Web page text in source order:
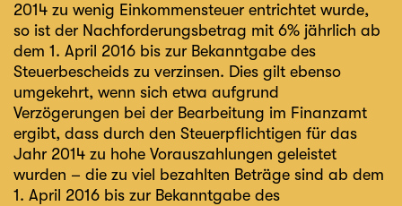
2014 zu wenig Einkommensteuer entrichtet wurde,
so ist der Nachforderungsbetrag mit 6% jährlich ab
dem 1. April 2016 bis zur Bekanntgabe des
Steuerbescheids zu verzinsen. Dies gilt ebenso
umgekehrt, wenn sich etwa aufgrund
Verzögerungen bei der Bearbeitung im Finanzamt
ergibt, dass durch den Steuerpflichtigen für das
Jahr 2014 zu hohe Vorauszahlungen geleistet
wurden – die zu viel bezahlten Beträge sind ab dem
1. April 2016 bis zur Bekanntgabe des